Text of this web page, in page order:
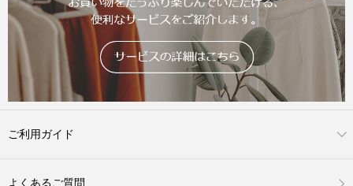
ご利用ガイド
よくあるご質問